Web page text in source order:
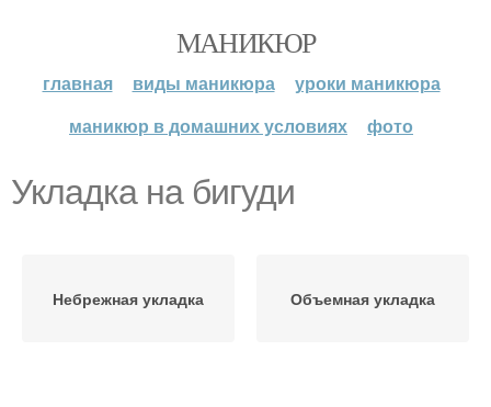
МАНИКЮР
главная виды маникюра
уроки маникюра
маникюр в домашних условиях
фото
Укладка на бигуди
Небрежная укладка Объемная укладка